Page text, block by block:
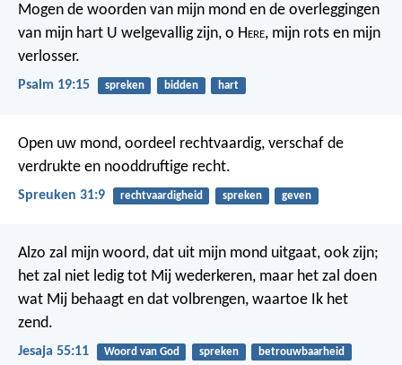
Mogen de woorden van mijn mond en de overleggingen
van mijn hart U welgevallig zijn, o Here, mijn rots en mijn
verlosser.
Psalm 19:15 spreken bidden hart
Open uw mond, oordeel rechtvaardig, verschaf de
verdrukte en nooddruftige recht.
Spreuken 31:9 rechtvaardigheid spreken geven
Alzo zal mijn woord, dat uit mijn mond uitgaat, ook zijn;
het zal niet ledig tot Mij wederkeren, maar het zal doen
wat Mij behaagt en dat volbrengen, waartoe Ik het
zend.
Jesaja 55:11 Woord van God spreken betrouwbaarheid